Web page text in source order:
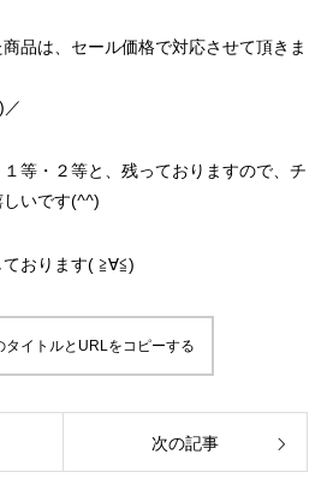
品は、セール価格で対応させて頂きま
等・２等と、残っておりますので、チ
しいです(^^)
おります( ≧∀≦)
タイトルとURLをコピーする
次の記事